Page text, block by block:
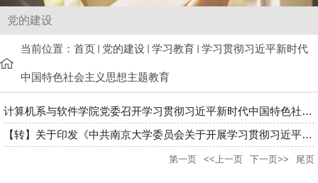
党的建设
当前位置： 首页 党的建设 学习教育 学习贯彻习近平新时代
中国特色社会主义思想主题教育
计算机系与软件学院党委召开学习贯彻习近平新时代中国特色社会主...
【转】关于印发《中共南京大学委员会关于开展学习贯彻习近平新时...
第一页 <<上一页 下一页>> 尾页